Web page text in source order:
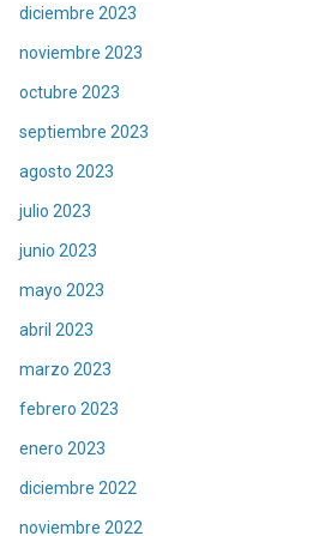
diciembre 2023
noviembre 2023
octubre 2023
septiembre 2023
agosto 2023
julio 2023
junio 2023
mayo 2023
abril 2023
marzo 2023
febrero 2023
enero 2023
diciembre 2022
noviembre 2022